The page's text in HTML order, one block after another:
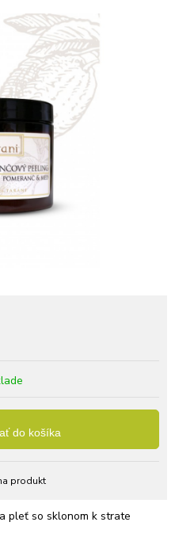
do košíka
produkt
pleť so sklonom k strate